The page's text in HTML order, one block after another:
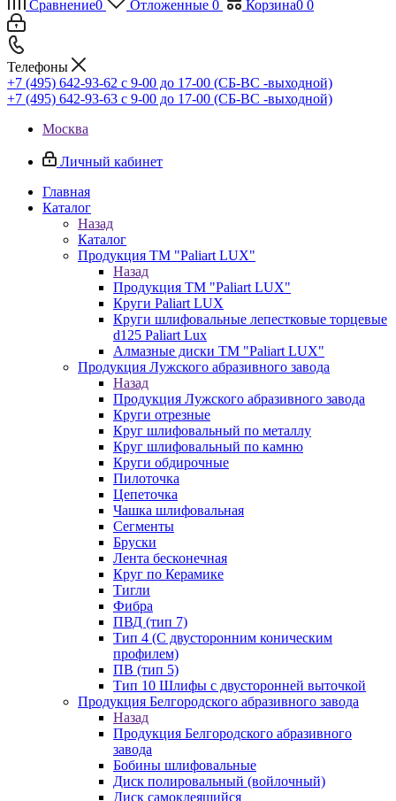
Сравнение0 Отложенные 0 Корзина0 0
Телефоны
+7 (495) 642-93-62 c 9-00 до 17-00 (СБ-ВС -выходной)
+7 (495) 642-93-63 c 9-00 до 17-00 (СБ-ВС -выходной)
Москва
Личный кабинет
Главная
Каталог
Назад
Каталог
Продукция ТМ "Paliart LUX"
Назад
Продукция ТМ "Paliart LUX"
Круги Paliart LUX
Круги шлифовальные лепестковые торцевые
d125 Paliart Lux
Алмазные диски ТМ "Paliart LUX"
Продукция Лужского абразивного завода
Назад
Продукция Лужского абразивного завода
Круги отрезные
Круг шлифовальный по металлу
Круг шлифовальный по камню
Круги обдирочные
Пилоточка
Цепеточка
Чашка шлифовальная
Сегменты
Бруски
Лента бесконечная
Круг по Керамике
Тигли
Фибра
ПВД (тип 7)
Тип 4 (С двусторонним коническим
профилем)
ПВ (тип 5)
Тип 10 Шлифы с двусторонней выточкой
Продукция Белгородского абразивного завода
Назад
Продукция Белгородского абразивного
завода
Бобины шлифовальные
Диск полировальный (войлочный)
Диск самоклеящийся